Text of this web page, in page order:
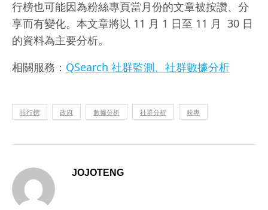
行榜也可能因為粉絲專頁當月份的文章被按讚、分
享而有變化。本文章將以 11 月 1 日至 11 月 30 日
的資料為主要分析。
相關服務： QSearch 社群監測、社群數據分析
排行榜 政府 數據分析 社群分析 粉專
JOJOTENG